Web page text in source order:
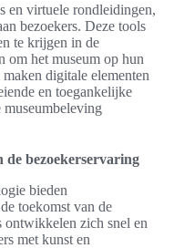
en virtuele rondleidingen,
bezoekers. Deze tools
te krijgen in de
om het museum op hun
digitale elementen
en toegankelijke
museumbeleving
de bezoekerservaring
bieden
toekomst van de
ontwikkelen zich snel en
met kunst en